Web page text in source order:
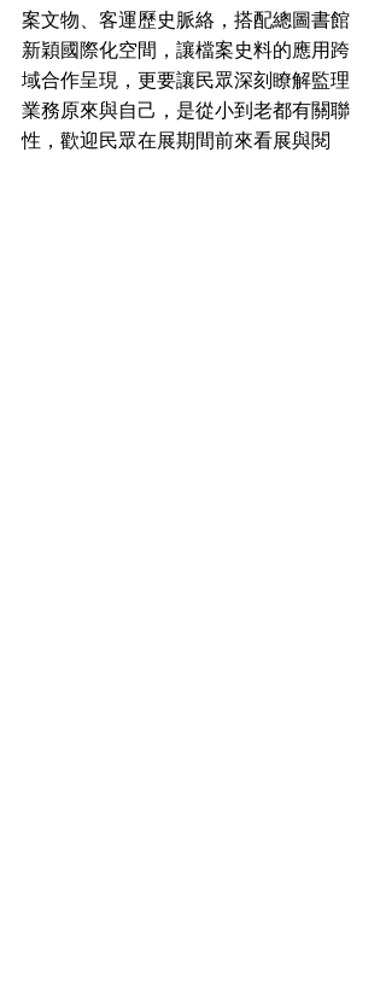
案文物、客運歷史脈絡，搭配總圖書館
新穎國際化空間，讓檔案史料的應用跨
域合作呈現，更要讓民眾深刻瞭解監理
業務原來與自己，是從小到老都有關聯
性，歡迎民眾在展期間前來看展與閱